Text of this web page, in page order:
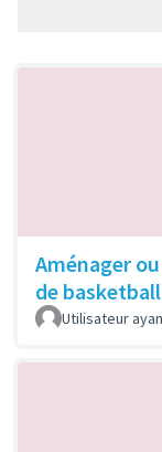
Aménager
de basketball
Utilisateur